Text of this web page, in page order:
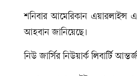
শনিবার আমেরিকান এয়ারলাইন্স
আহবান জানিয়েছে।
নিউ জার্সির নিউয়ার্ক লিবার্টি